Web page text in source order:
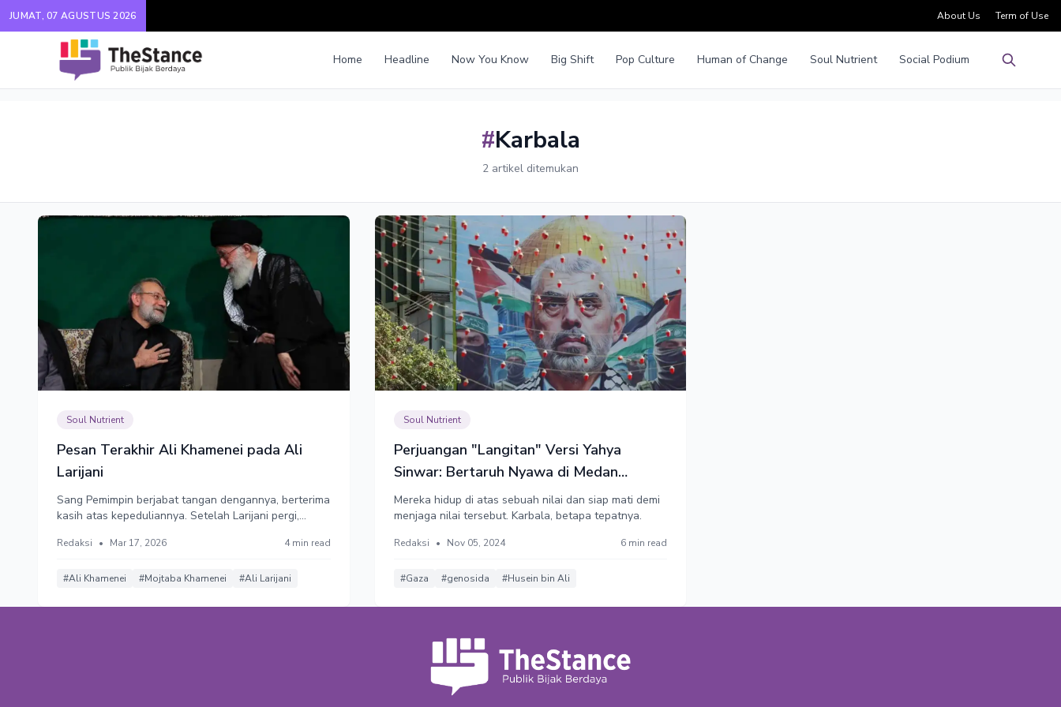
JUMAT, 07 AGUSTUS 2026 About Us Term of Use
Home Headline Now You Know Big Shift Pop Culture Human of Change Soul Nutrient
Social Podium
#Karbala
2 artikel ditemukan
Soul Nutrient
Pesan Terakhir Ali Khamenei pada Ali
Larijani
Sang Pemimpin berjabat tangan dengannya, berterima
kasih atas kepeduliannya. Setelah Larijani pergi,
tentang tawaran itu—sebuah tempat aman di mana
Redaksi • Mar 17, 2026 4 min read
#Ali Khamenei #Mojtaba Khamenei #Ali Larijani
Soul Nutrient
Perjuangan "Langitan" Versi Yahya
Sinwar: Bertaruh Nyawa di Medan
Karbala
Mereka hidup di atas sebuah nilai dan siap mati demi
menjaga nilai tersebut. Karbala, betapa tepatnya.
Redaksi • Nov 05, 2024 6 min read
#Gaza #genosida #Husein bin Ali